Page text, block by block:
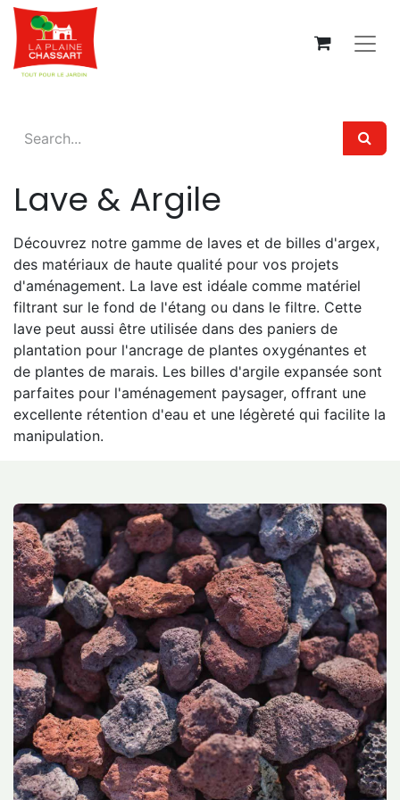
Lave & Argile
Découvrez notre gamme de laves et de billes d'argex,
des matériaux de haute qualité pour vos projets
d'aménagement. La lave est idéale comme matériel
filtrant sur le fond de l'étang ou dans le filtre. Cette
lave peut aussi être utilisée dans des paniers de
plantation pour l'ancrage de plantes oxygénantes et
de plantes de marais. Les billes d'argile expansée sont
parfaites pour l'aménagement paysager, offrant une
excellente rétention d'eau et une légèreté qui facilite la
manipulation.